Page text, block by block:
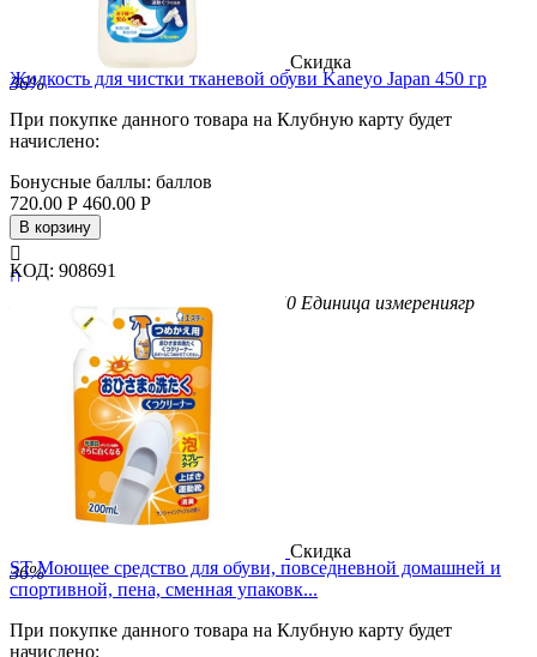
Скидка
36%
Жидкость для чистки тканевой обуви Kaneyo Japan 450 гр
При покупке данного товара на Клубную карту будет
начислено:
Бонусные баллы: баллов
720.00 Р 460.00 Р
В корзину


Вес/Объем/Кол-во 450 Единица измерениягр
КОД: 908691
Скидка
36%
ST Моющее средство для обуви, повседневной домашней и
спортивной, пена, сменная упаковк...
При покупке данного товара на Клубную карту будет
начислено: